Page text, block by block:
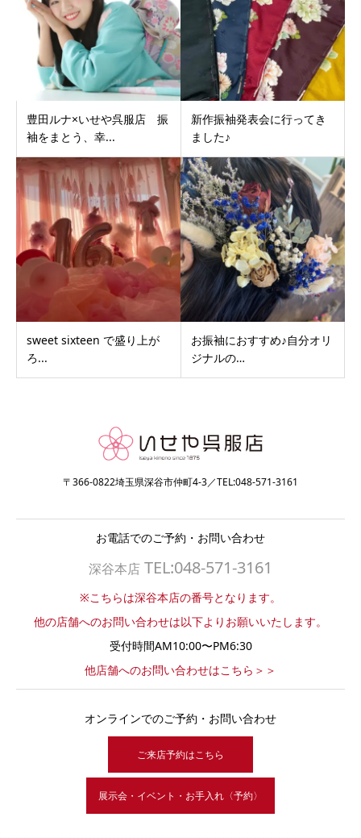
豊田ルナ×いせや呉服店 振
袖をまとう、幸...
新作振袖発表会に行ってき
ました♪
sweet sixteen で盛り上が
ろ...
お振袖におすすめ♪自分オリ
ジナルの…
〒366-0822埼玉県深谷市仲町4-3／TEL:048-571-3161
お電話でのご予約・お問い合わせ
深谷本店 TEL:048-571-3161
※こちらは深谷本店の番号となります。
他の店舗へのお問い合わせは以下よりお願いいたします。
受付時間AM10:00〜PM6:30
他店舗へのお問い合わせはこちら＞＞
オンラインでのご予約・お問い合わせ
ご来店予約はこちら
展示会・イベント・お手入れ〈予約〉